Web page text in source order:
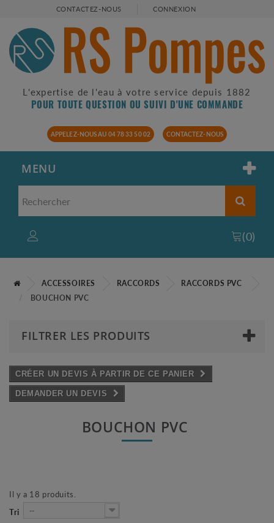
CONTACTEZ-NOUS CONNEXION
L'expertise de l'eau à votre service depuis 1882
POUR TOUTE QUESTION OU SUIVI D'UNE COMMANDE
APPELEZ-NOUS AU 04 78 33 50 02 CONTACTEZ-NOUS
MENU
(0)
ACCESSOIRES RACCORDS
RACCORDS PVC
BOUCHON PVC
FILTRER LES PRODUITS
CRÉER UN DEVIS À PARTIR DE CE PANIER
DEMANDER UN DEVIS
BOUCHON PVC
Il y a 18 produits.
Tri
--